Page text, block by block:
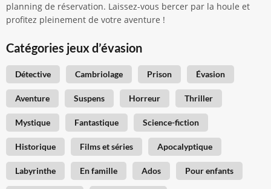
planning de réservation. Laissez-vous bercer par la houle et
profitez pleinement de votre aventure !
Catégories jeux d’évasion
Détective Cambriolage Prison Évasion
Aventure Suspens Horreur Thriller
Mystique Fantastique Science-fiction
Historique Films et séries Apocalyptique
Labyrinthe En famille Ados Pour enfants